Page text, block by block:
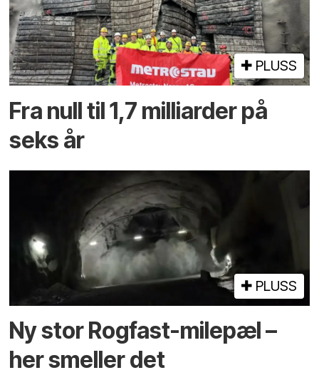
PLUSS
Fra null til 1,7 milliarder på
seks år
PLUSS
Ny stor Rogfast-milepæl –
her smeller det